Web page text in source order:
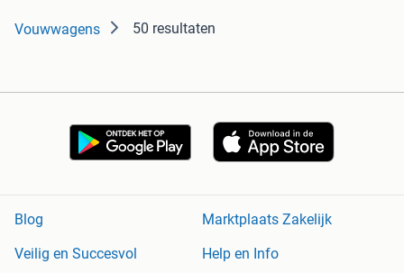
Vouwwagens 50 resultaten
Blog
Marktplaats Zakelijk
Veilig en Succesvol
Help en Info